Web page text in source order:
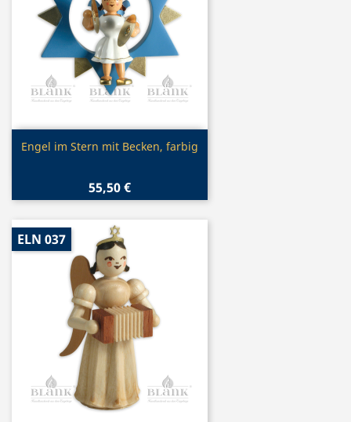
Vorschau
Engel im Stern mit Becken, farbig
55,50 €
ELN 037